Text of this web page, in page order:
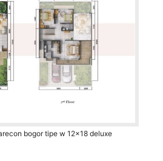
bogor tipe w 12x18 deluxe